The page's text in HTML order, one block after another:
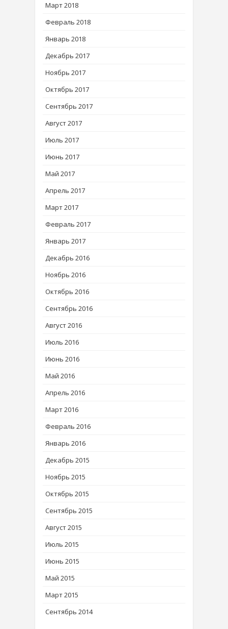
Март 2018
Февраль 2018
Январь 2018
Декабрь 2017
Ноябрь 2017
Октябрь 2017
Сентябрь 2017
Август 2017
Июль 2017
Июнь 2017
Май 2017
Апрель 2017
Март 2017
Февраль 2017
Январь 2017
Декабрь 2016
Ноябрь 2016
Октябрь 2016
Сентябрь 2016
Август 2016
Июль 2016
Июнь 2016
Май 2016
Апрель 2016
Март 2016
Февраль 2016
Январь 2016
Декабрь 2015
Ноябрь 2015
Октябрь 2015
Сентябрь 2015
Август 2015
Июль 2015
Июнь 2015
Май 2015
Март 2015
Сентябрь 2014